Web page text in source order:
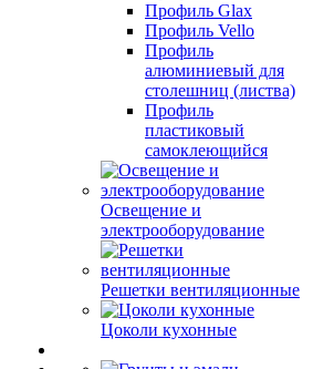
Профиль Glax
Профиль Vello
Профиль
алюминиевый для
столешниц (листва)
Профиль
пластиковый
самоклеющийся
Освещение и
электрооборудование
Решетки вентиляционные
Цоколи кухонные